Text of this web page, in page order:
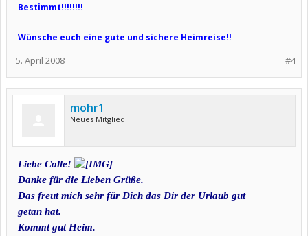
Bestimmt!!!!!!!!
Wünsche euch eine gute und sichere Heimreise!!
#4
5. April 2008
mohr1
Neues Mitglied
Liebe Colle!
Danke für die Lieben Grüße.
Das freut mich sehr für Dich das Dir der Urlaub gut
getan hat.
Kommt gut Heim.